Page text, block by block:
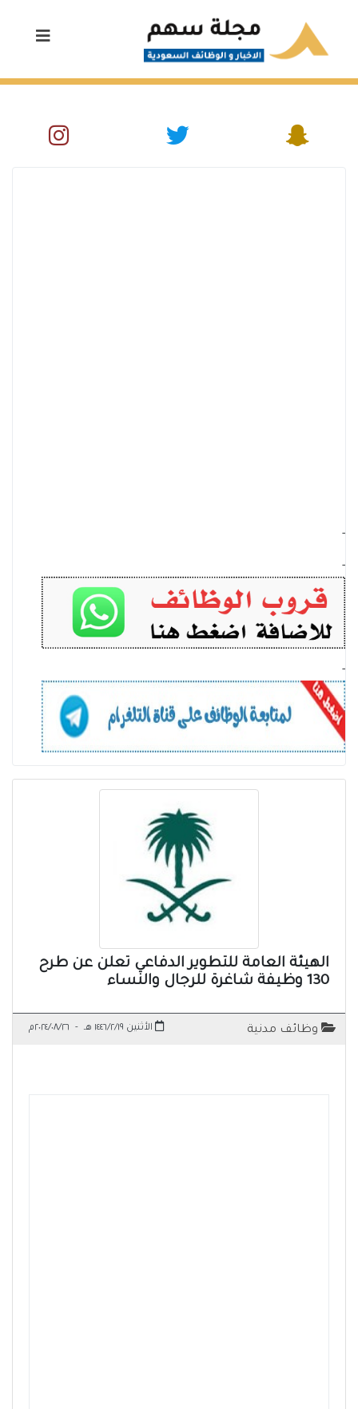
-
-
-
الهيئة العامة للتطوير الدفاعي تعلن عن طرح
130 وظيفة شاغرة للرجال والنساء
وظائف مدنية الأثنين ١٤٤٦/٢/١٩ هـ - ٢٠٢٤/٠٨/٢٦م